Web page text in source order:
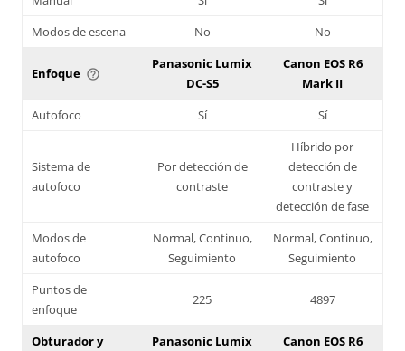
Modos de escena
No No
Enfoque help_outline
Panasonic Lumix
DC-S5
Canon EOS R6
Mark II
Autofoco
Sí Sí
Sistema de
autofoco
Por detección de
contraste
Híbrido por
detección de
contraste y
detección de fase
Modos de
autofoco
Normal, Continuo,
Seguimiento
Normal, Continuo,
Seguimiento
Puntos de
enfoque
225 4897
Obturador y
Panasonic Lumix
Canon EOS R6